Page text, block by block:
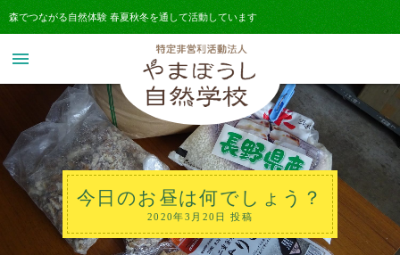
森でつながる自然体験 春夏秋冬を通して活動しています
menu
今日のお昼は何でしょう？
2020年3月20日 投稿